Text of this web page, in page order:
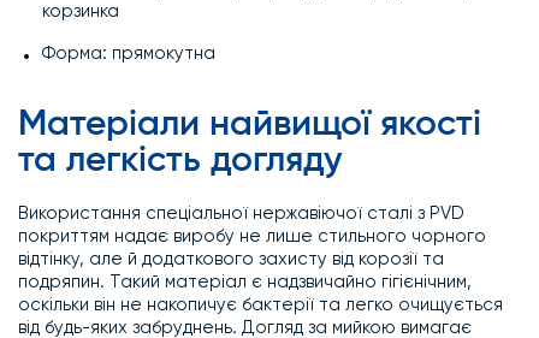
корзинка
Форма: прямокутна
Матеріали найвищої якості
та легкість догляду
Використання спеціальної нержавіючої сталі з PVD
покриттям надає виробу не лише стильного чорного
відтінку, але й додаткового захисту від корозії та
подряпин. Такий матеріал є надзвичайно гігієнічним,
оскільки він не накопичує бактерії та легко очищується
від будь-яких забруднень. Догляд за мийкою вимагає